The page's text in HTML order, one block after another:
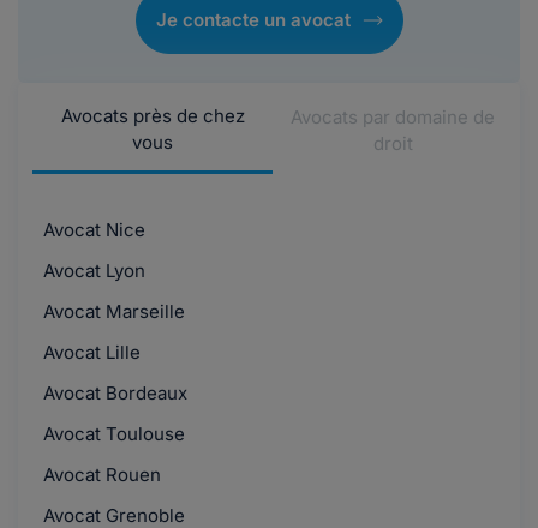
Je contacte un avocat
Avocats près de chez
vous
Avocats par domaine de
droit
Avocat Nice
Avocat Lyon
Avocat Marseille
Avocat Lille
Avocat Bordeaux
Avocat Toulouse
Avocat Rouen
Avocat Grenoble